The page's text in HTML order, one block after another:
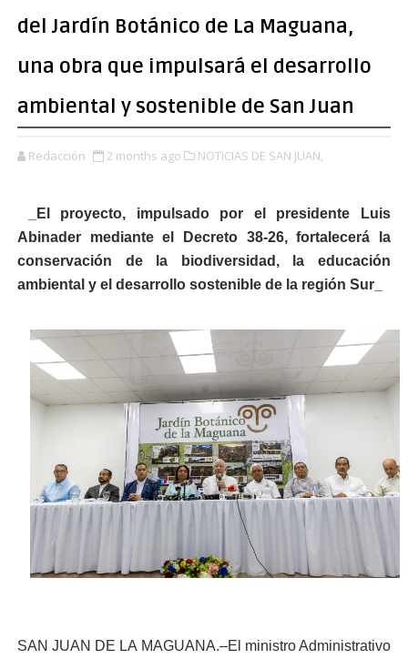
del Jardín Botánico de La Maguana,
una obra que impulsará el desarrollo
ambiental y sostenible de San Juan
Redacción 2 months ago NOTICIAS DE SAN JUAN,
_El proyecto, impulsado por el presidente Luis
Abinader mediante el Decreto 38-26, fortalecerá la
conservación de la biodiversidad, la educación
ambiental y el desarrollo sostenible de la región Sur_
SAN JUAN DE LA MAGUANA.–El ministro Administrativo